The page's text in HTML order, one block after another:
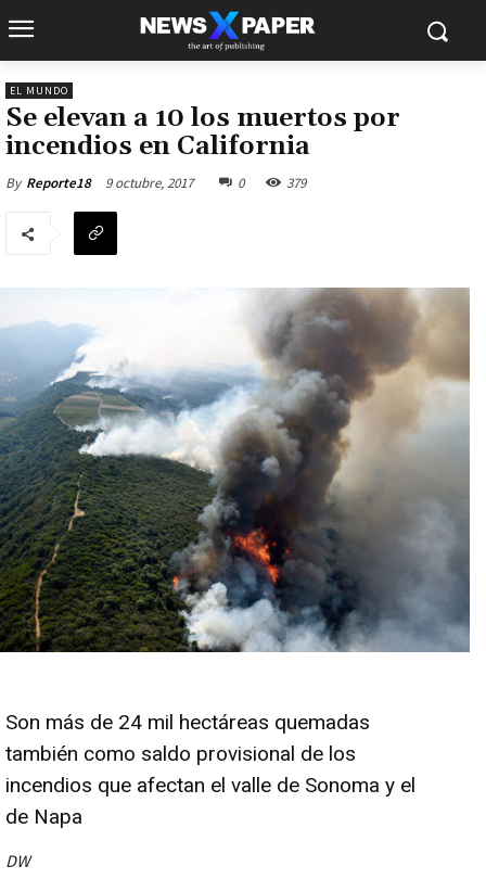
EL MUNDO
Se elevan a 10 los muertos por
incendios en California
By Reporte18 9 octubre, 2017 0 379
Son más de 24 mil hectáreas quemadas
también como saldo provisional de los
incendios que afectan el valle de Sonoma y el
de Napa
DW